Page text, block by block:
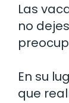
Las
no
En su
que